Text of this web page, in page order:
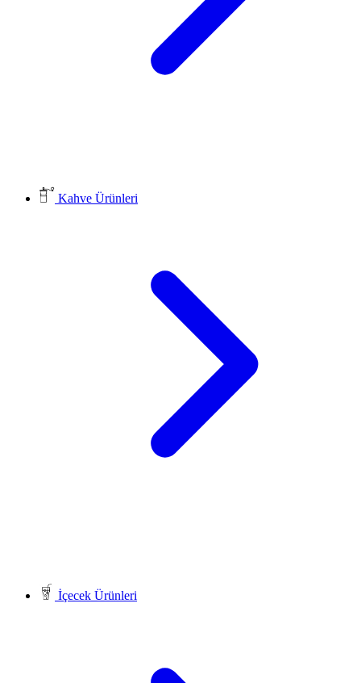
Kahve Ürünleri
İçecek Ürünleri